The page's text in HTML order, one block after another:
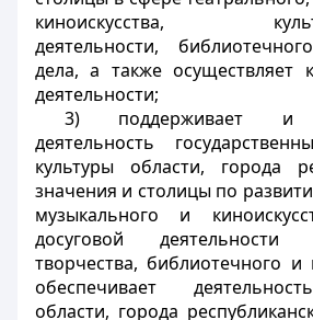
киноискусства,
деятельности,
дела, а также осуществляет
деятельности;
3) поддерживает и
деятельность
культуры области, города
значения и столицы по
музыкального и
досуговой
творчества, библиотечного и
обеспечивает
области, города